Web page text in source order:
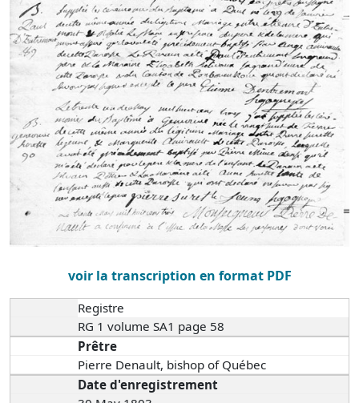
voir la transcription en format PDF
Registre
RG 1 volume SA1 page 58
Prêtre
Pierre Denault, bishop of Québec
Date d'enregistrement